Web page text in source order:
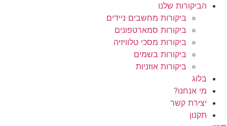
הביקורות שלנו
ביקורות מחשבים ניידים
ביקורות סמארטפונים
ביקורות מסכי טלוויזיה
ביקורות בשמים
ביקורות אוזניות
בלוג
מי אנחנו?
יצירת קשר
תקנון